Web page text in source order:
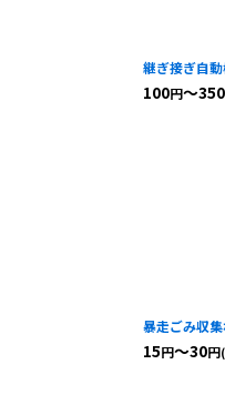
継ぎ接ぎ自
100円～350
暴走ごみ収
15円～30円